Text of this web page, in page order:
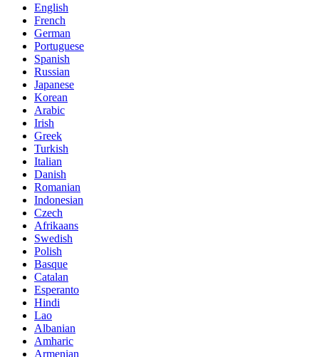
English
French
German
Portuguese
Spanish
Russian
Japanese
Korean
Arabic
Irish
Greek
Turkish
Italian
Danish
Romanian
Indonesian
Czech
Afrikaans
Swedish
Polish
Basque
Catalan
Esperanto
Hindi
Lao
Albanian
Amharic
Armenian